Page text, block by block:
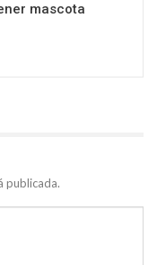
mascota
publicada.